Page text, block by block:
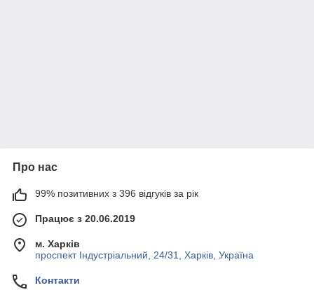
Про нас
99% позитивних з 396 відгуків за рік
Працює з 20.06.2019
м. Харків
проспект Індустріальний, 24/31, Харків, Україна
Контакти